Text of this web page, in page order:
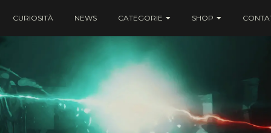
CURIOSITÀ NEWS CATEGORIE SHOP